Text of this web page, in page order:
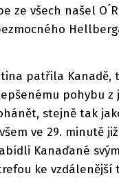
ze všech našel
patřila Kanadě,
pohybu z
stejně tak
ve 29. minutě
Kanaďané
ke vzdálenější